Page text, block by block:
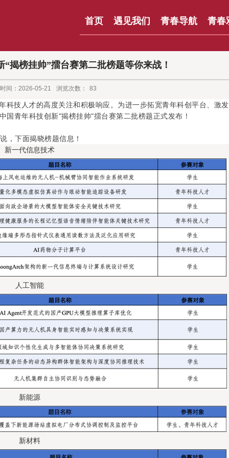
首页 遇见我们 青春导航 青春
“揭榜挂帅”擂台赛第二批榜题等你来战！
间：2026-05-21 浏览次数： 83
技人才的高度关注和积极响应。为进一步拓宽青年科创平台、激
青年科技创新“揭榜挂帅”擂台赛第二批榜题正式发布！
，下面揭晓榜题信息！
新一代信息技术
人工智能
新能源
新材料